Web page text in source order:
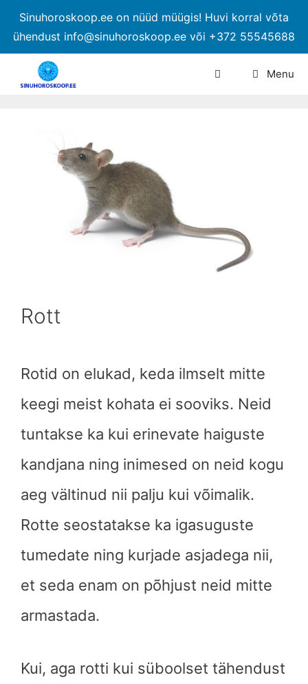
Sinuhoroskoop.ee on nüüd müügis! Huvi korral võta
ühendust info@sinuhoroskoop.ee või +372 55545688
Menu
Rott
Rotid on elukad, keda ilmselt mitte
keegi meist kohata ei sooviks. Neid
tuntakse ka kui erinevate haiguste
kandjana ning inimesed on neid kogu
aeg vältinud nii palju kui võimalik.
Rotte seostatakse ka igasuguste
tumedate ning kurjade asjadega nii,
et seda enam on põhjust neid mitte
armastada.
Kui, aga rotti kui süboolset tähendust